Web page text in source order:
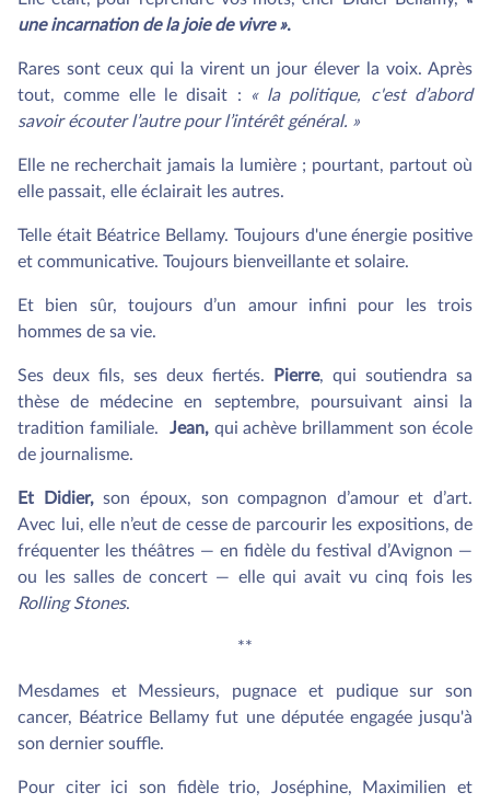
une incarnation de la joie de vivre ».
Rares sont ceux qui la virent un jour élever la voix. Après
tout, comme elle le disait :
« la politique, c'est d’abord
savoir écouter l’autre pour l’intérêt général. »
Elle ne recherchait jamais la lumière ; pourtant, partout où
elle passait, elle éclairait les autres.
Telle était Béatrice Bellamy. Toujours d'une énergie positive
et communicative. Toujours bienveillante et solaire.
Et bien sûr, toujours d’un amour infini pour les trois
hommes de sa vie.
Ses deux fils, ses deux fiertés. Pierre, qui soutiendra sa
thèse de médecine en septembre, poursuivant ainsi la
tradition familiale. Jean,qui achève brillamment son école
de journalisme.
Et Didier,son époux, son compagnon d’amour et d’art.
Avec lui, elle n’eut de cesse de parcourir les expositions, de
fréquenter les théâtres — en fidèle du festival d’Avignon —
ou les salles de concert — elle qui avait vu cinq fois les
Rolling Stones.
**
Mesdames et Messieurs, pugnace et pudique sur son
cancer, Béatrice Bellamy fut une députée engagée jusqu'à
son dernier souffle.
Pour citer ici son fidèle trio, Joséphine, Maximilien et